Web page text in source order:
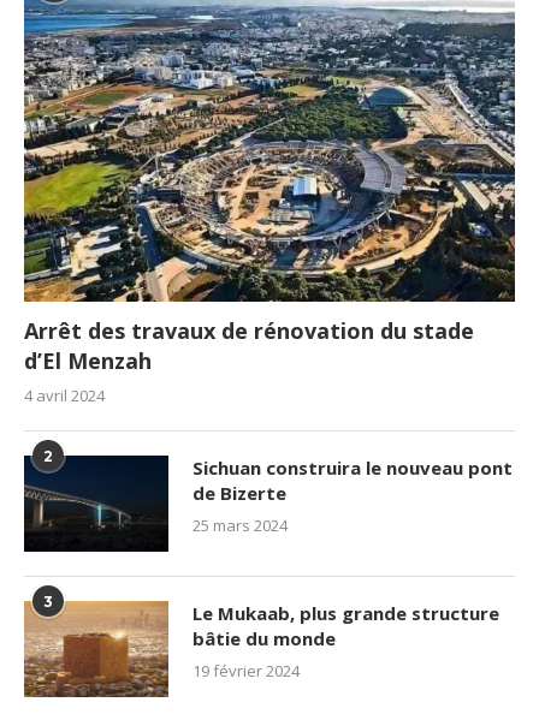
Arrêt des travaux de rénovation du stade
d’El Menzah
4 avril 2024
2
Sichuan construira le nouveau pont
de Bizerte
25 mars 2024
3
Le Mukaab, plus grande structure
bâtie du monde
19 février 2024